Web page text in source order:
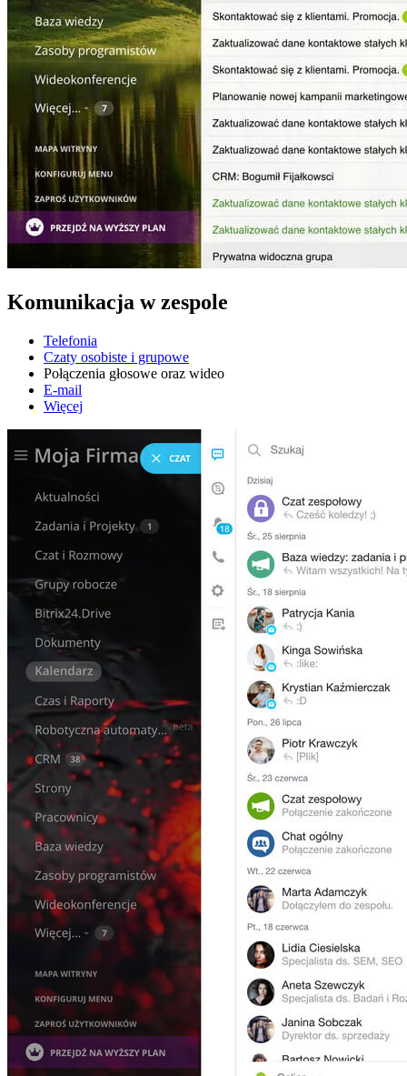
Komunikacja w zespole
Telefonia
Czaty osobiste i grupowe
Połączenia głosowe oraz wideo
E-mail
Więcej